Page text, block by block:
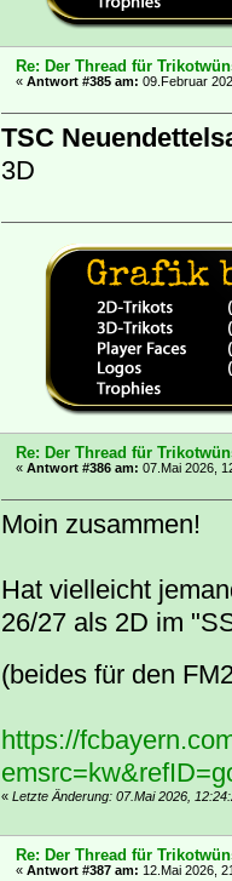
Re: Der Thread für
«Antwort #385 am: 09.Februar
TSC
3D
Re: Der Thread für
«Antwort #386 am: 07.Mai 2026,
Moin zusammen!
Hat vielleicht
26/27 als 2D im
(beides für den
https://
« Letzte Änderung: 07.Mai 2026,
Re: Der Thread für
«Antwort #387 am: 12.Mai 2026,